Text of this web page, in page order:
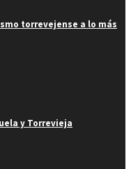
torrevejense a lo más
y Torrevieja